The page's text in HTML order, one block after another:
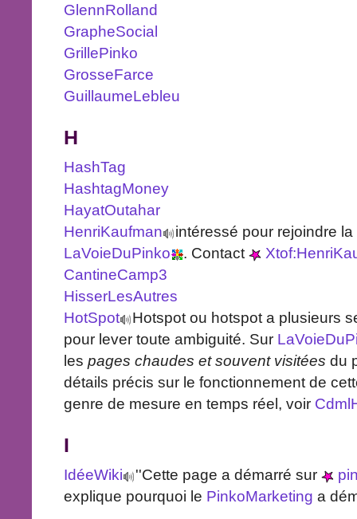
GlennRolland
GrapheSocial
GrillePinko
GrosseFarce
GuillaumeLebleu
H
HashTag
HashtagMoney
HayatOutahar
HenriKaufman
intéressé pour rejoindre
LaVoieDuPinko
. Contact
CantineCamp3
HisserLesAutres
HotSpot
Hotspot ou hotspot a plusieurs
pour lever toute ambiguité. Sur
les pages chaudes et souvent visitées du
détails précis sur le fonctionnement de
genre de mesure en temps réel, voir
I
IdéeWiki ''Cette page a démarré sur
explique pourquoi le PinkoMarketing a